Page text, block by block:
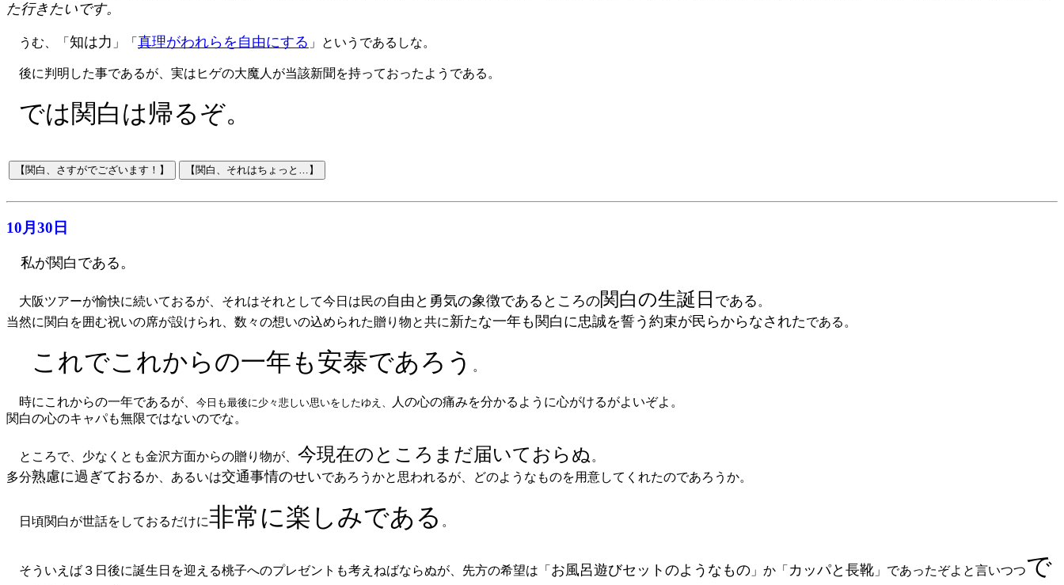
た行きたいです。
うむ、「 知は力 」「 真理がわれらを自由にする 」というであるしな。
後に判明した事であるが、実はヒゲの大魔人が当該新聞を持っておったようである。
では関白は帰るぞ。
10月30日
私が関白である。
大阪ツアーが愉快に続いておるが、それはそれとして今日は民の自由と勇気の象徴であるところの関白の生誕日 である 。
当然に関白を囲む祝いの席が設けられ、数々の想いの込められた贈り物と共に新たな一年も関白に忠誠を誓う約束が民らからなされたである。
これでこれからの一年も安泰であろう 。
時にこれからの一年であるが、 今日も最後に少々悲しい思いをしたゆえ、
人の心の痛みを分かるように心がけるがよいぞよ。
関白の心のキャパも無限ではないのでな。
ところで、少なくとも金沢方面からの贈り物が、 今現在のところまだ届いておらぬ 。
多分熟慮に過ぎておるか、あるいは交通事情のせいであろうかと思われるが、どのようなものを用意してくれたのであろうか。
日頃関白が世話をしておるだけに非常に楽しみである 。
そういえば３日後に誕生日を迎える桃子へのプレゼントも考えねばならぬが、先方の希望は「 お風呂遊びセットのようなもの 」か「 カッパと長靴 」であったぞよと言いつつで